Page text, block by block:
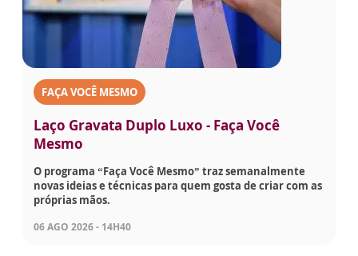
FAÇA VOCÊ MESMO
Laço Gravata Duplo Luxo - Faça Você
Mesmo
O programa “Faça Você Mesmo” traz semanalmente
novas ideias e técnicas para quem gosta de criar com as
próprias mãos.
06 AGO 2026 - 14H40